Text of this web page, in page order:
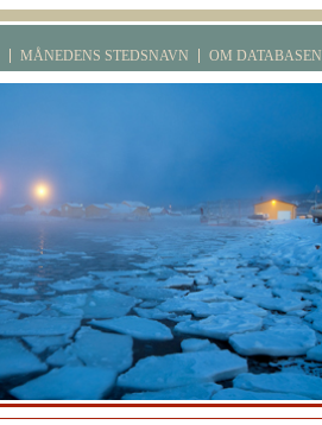
MÅNEDENS STEDSNAVN OM DATABASEN